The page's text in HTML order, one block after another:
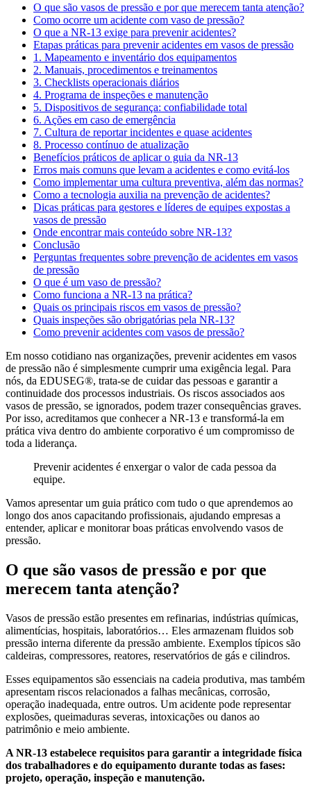
O que são vasos de pressão e por que merecem tanta atenção?
Como ocorre um acidente com vaso de pressão?
O que a NR-13 exige para prevenir acidentes?
Etapas práticas para prevenir acidentes em vasos de pressão
1. Mapeamento e inventário dos equipamentos
2. Manuais, procedimentos e treinamentos
3. Checklists operacionais diários
4. Programa de inspeções e manutenção
5. Dispositivos de segurança: confiabilidade total
6. Ações em caso de emergência
7. Cultura de reportar incidentes e quase acidentes
8. Processo contínuo de atualização
Benefícios práticos de aplicar o guia da NR-13
Erros mais comuns que levam a acidentes e como evitá-los
Como implementar uma cultura preventiva, além das normas?
Como a tecnologia auxilia na prevenção de acidentes?
Dicas práticas para gestores e líderes de equipes expostas a
vasos de pressão
Onde encontrar mais conteúdo sobre NR-13?
Conclusão
Perguntas frequentes sobre prevenção de acidentes em vasos
de pressão
O que é um vaso de pressão?
Como funciona a NR-13 na prática?
Quais os principais riscos em vasos de pressão?
Quais inspeções são obrigatórias pela NR-13?
Como prevenir acidentes com vasos de pressão?
Em nosso cotidiano nas organizações, prevenir acidentes em vasos
de pressão não é simplesmente cumprir uma exigência legal. Para
nós, da EDUSEG®, trata-se de cuidar das pessoas e garantir a
continuidade dos processos industriais. Os riscos associados aos
vasos de pressão, se ignorados, podem trazer consequências graves.
Por isso, acreditamos que conhecer a NR-13 e transformá-la em
prática viva dentro do ambiente corporativo é um compromisso de
toda a liderança.
Prevenir acidentes é enxergar o valor de cada pessoa da
equipe.
Vamos apresentar um guia prático com tudo o que aprendemos ao
longo dos anos capacitando profissionais, ajudando empresas a
entender, aplicar e monitorar boas práticas envolvendo vasos de
pressão.
O que são vasos de pressão e por que
merecem tanta atenção?
Vasos de pressão estão presentes em refinarias, indústrias químicas,
alimentícias, hospitais, laboratórios… Eles armazenam fluidos sob
pressão interna diferente da pressão ambiente. Exemplos típicos são
caldeiras, compressores, reatores, reservatórios de gás e cilindros.
Esses equipamentos são essenciais na cadeia produtiva, mas também
apresentam riscos relacionados a falhas mecânicas, corrosão,
operação inadequada, entre outros. Um acidente pode representar
explosões, queimaduras severas, intoxicações ou danos ao
patrimônio e meio ambiente.
A NR-13 estabelece requisitos para garantir a integridade física
dos trabalhadores e do equipamento durante todas as fases:
projeto, operação, inspeção e manutenção.